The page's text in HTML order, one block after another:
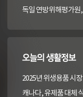
오늘의 생활정보